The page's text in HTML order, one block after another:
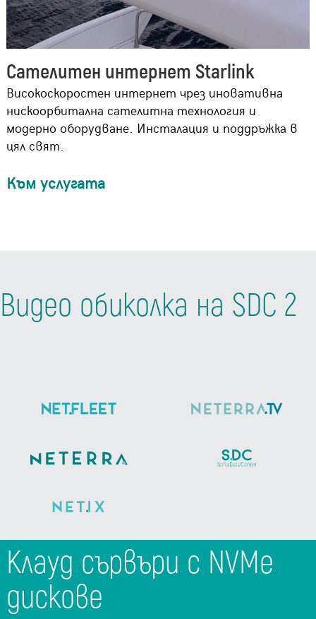
Сателитен интернет Starlink
Високоскоростен интернет чрез иновативна
нискоорбитална сателитна технология и
модерно оборудване. Инсталация и поддръжка в
цял свят.
Към услугата
Видео обиколка на SDC 2
Клауд сървъри с NVMe
дискове